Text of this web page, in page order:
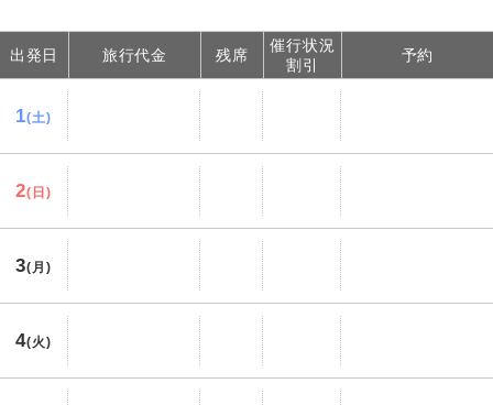
出発日 旅行代金 残席
催行状況
割引
予約
1(土)
2(日)
3(月)
4(火)